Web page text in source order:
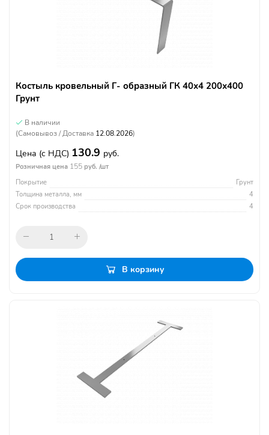
Костыль кровельный Г- образный ГК 40х4 200х400
Грунт
В наличии
(Самовывоз / Доставка 12.08.2026)
Цена (с НДС) 130.9 руб.
Розничная цена 155 руб. /шт
Покрытие
Грунт
Толщина металла, мм
4
Срок производства
4
В корзину